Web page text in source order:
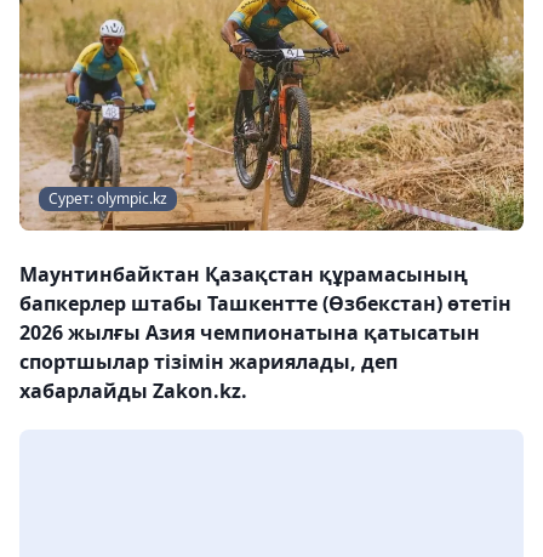
Сурет: olympic.kz
Маунтинбайктан Қазақстан құрамасының
бапкерлер штабы Ташкентте (Өзбекстан) өтетін
2026 жылғы Азия чемпионатына қатысатын
спортшылар тізімін жариялады, деп
хабарлайды Zakon.kz.